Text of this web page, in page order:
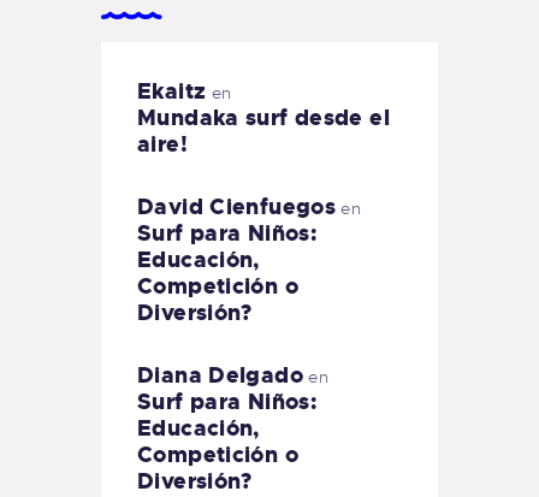
Ekaitz en
Mundaka surf desde el
aire!
David Cienfuegos en
Surf para Niños:
Educación,
Competición o
Diversión?
Diana Delgadoen
Surf para Niños:
Educación,
Competición o
Diversión?